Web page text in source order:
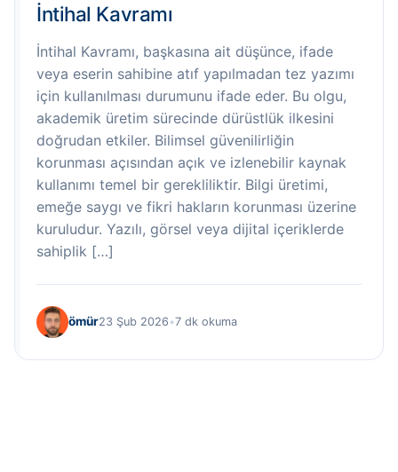
İntihal Kavramı
İntihal Kavramı, başkasına ait düşünce, ifade
veya eserin sahibine atıf yapılmadan tez yazımı
için kullanılması durumunu ifade eder. Bu olgu,
akademik üretim sürecinde dürüstlük ilkesini
doğrudan etkiler. Bilimsel güvenilirliğin
korunması açısından açık ve izlenebilir kaynak
kullanımı temel bir gerekliliktir. Bilgi üretimi,
emeğe saygı ve fikri hakların korunması üzerine
kuruludur. Yazılı, görsel veya dijital içeriklerde
sahiplik […]
ömür23 Şub 2026 •7 dk okuma